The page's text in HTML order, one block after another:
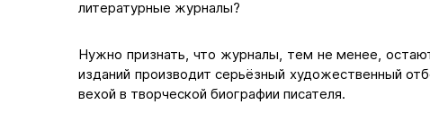
литературные журналы?
Нужно признать, что журналы, тем не менее,
изданий производит серьёзный художественный
вехой в творческой биографии писателя.